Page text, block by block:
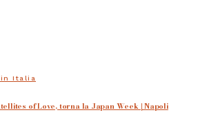
in Italia
of Love, torna la Japan Week | Napoli